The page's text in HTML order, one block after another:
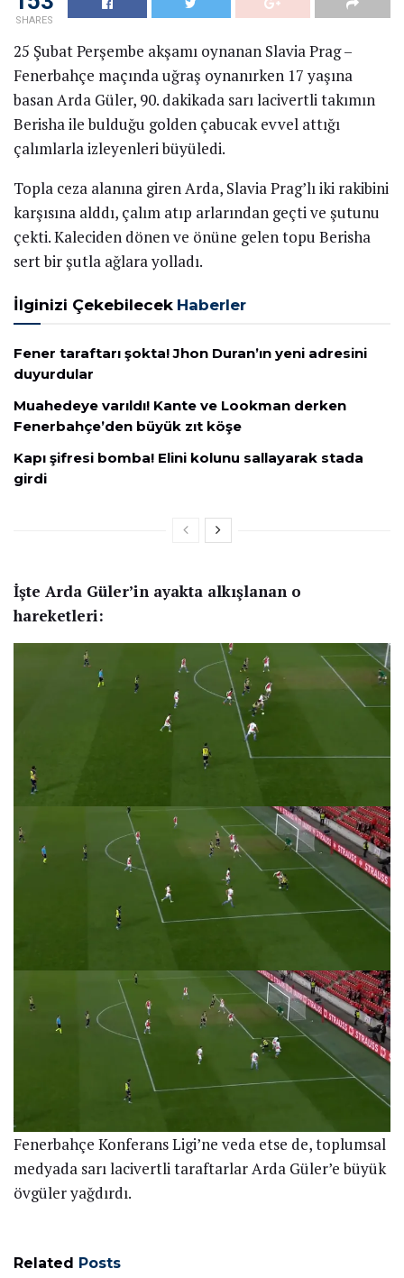
SHARES
25 Şubat Perşembe akşamı oynanan Slavia Prag –
Fenerbahçe maçında uğraş oynanırken 17 yaşına
basan Arda Güler, 90. dakikada sarı lacivertli takımın
Berisha ile bulduğu golden çabucak evvel attığı
çalımlarla izleyenleri büyüledi.
Topla ceza alanına giren Arda, Slavia Prag’lı iki rakibini
karşısına alddı, çalım atıp arlarından geçti ve şutunu
çekti. Kaleciden dönen ve önüne gelen topu Berisha
sert bir şutla ağlara yolladı.
İlginizi Çekebilecek Haberler
Fener taraftarı şokta! Jhon Duran’ın yeni adresini
duyurdular
Muahedeye varıldı! Kante ve Lookman derken
Fenerbahçe’den büyük zıt köşe
Kapı şifresi bomba! Elini kolunu sallayarak stada
girdi
İşte Arda Güler’in ayakta alkışlanan o
hareketleri:
Fenerbahçe Konferans Ligi’ne veda etse de, toplumsal
medyada sarı lacivertli taraftarlar Arda Güler’e büyük
övgüler yağdırdı.
Related Posts